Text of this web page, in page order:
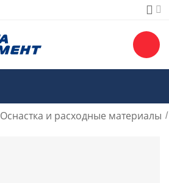
Оснастка и расходные материалы /